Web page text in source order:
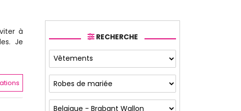
à
Je
RECHERCHE